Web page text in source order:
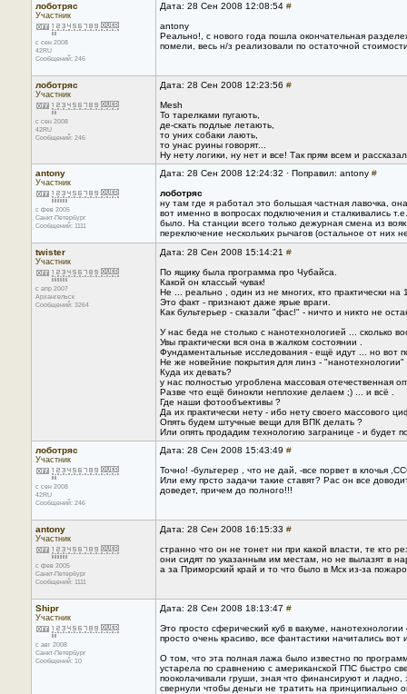
лоботряс
Участник
с сен 2008
42RU
Сообщений: 246
Дата: 28 Сен 2008 12:08:54 #
antony
Реально!, с нового года пошла окончательная
помели, весь н/з реализовали по остаточной
лоботряс
Участник
с сен 2008
42RU
Сообщений: 246
Дата: 28 Сен 2008 12:23:56 #
Mesh
То тарелками пугають,
де-скать подлые летають,
то уних собаки лають,
то унас руины говорят...
Ну нету логики, ну нет и все! Так прям всем и
antony
Участник
с фев 2005
Санкт-Петербург
Сообщений: 1111
Дата: 28 Сен 2008 12:24:32 · Поправил: antony #
лоботряс
ну там где я работал это большая частная лавочка,
вот именно в вопросах подключения и сталкивались
было. На станции всего только дежурная смена из
переключение нескольких рычагов (остальное от них
twister
Участник
с апр 2007
Архангельск
Сообщений: 3264
Дата: 28 Сен 2008 15:14:21 #
По ящику была программа про Чубайса.
Какой он классый чувак!
Не ... реально , один из не многих, кто практически
Это факт - признают даже ярые враги.
Как бультерьер - сказали "фас!" - ничто и никто не
У нас беда не столько с нанотехнологией ... сколько
Увы практически вся она в жалком состоянии .
Фундаментальные исследования - ещё идут ... но вот
Не же новейние покрытия для линз - "нанотехнологии"
Куда их девать?
у нас полностью угроблена массовая отечественная
Разве что ещё бинокли неплохие делаем ;) ... и всё .
Где наши фотообъективы ?
Да их практически нету - ибо нету своего массового
Опять будем штучные вещи для ВПК делать ?
Или опять продадим технологию загранице - и будет
лоботряс
Участник
с сен 2008
42RU
Сообщений: 246
Дата: 28 Сен 2008 15:43:49 #
Точно! -бультерер , что не дай, -все порвет в клочья
Или ему прсто задачи такие ставят? Рас он все
доведет, причем до полного!!!
antony
Участник
с фев 2005
Санкт-Петербург
Сообщений: 1111
Дата: 28 Сен 2008 16:15:33 #
странно что он не тонет ни при какой власти, те кто
они сидят по указанным им местам, но не вылазят в
а за Приморский край и то что было в Мск из-за
Shipr
Участник
с авг 2008
Санкт-Петербург
Сообщений: 10
Дата: 28 Сен 2008 18:13:47 #
Это просто сферический куб в вакуме,
просто очень красиво, все фантастики начитались
О том, что эта полная лажа было известно по
устарела по сравнению с американской ГПС быстро
пооколачивали груши, зная что финансируют и ладно,
свернули чтобы деньги не тратить на